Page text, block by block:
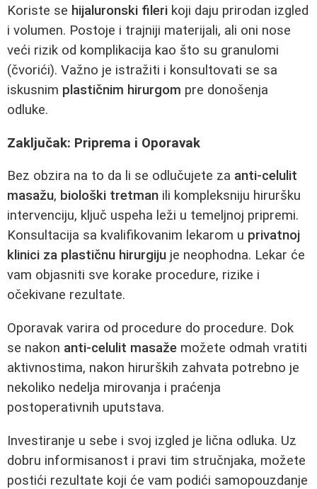
Koriste se hijaluronski fileri koji daju prirodan izgled
i volumen. Postoje i trajniji materijali, ali oni nose
veći rizik od komplikacija kao što su granulomi
(čvorići). Važno je istražiti i konsultovati se sa
iskusnim plastičnim hirurgom pre donošenja
odluke.
Zaključak: Priprema i Oporavak
Bez obzira na to da li se odlučujete za anti-celulit
masažu, biološki tretman ili kompleksniju hiruršku
intervenciju, ključ uspeha leži u temeljnoj pripremi.
Konsultacija sa kvalifikovanim lekarom u privatnoj
klinici za plastičnu hirurgiju je neophodna. Lekar će
vam objasniti sve korake procedure, rizike i
očekivane rezultate.
Oporavak varira od procedure do procedure. Dok
se nakon anti-celulit masaže možete odmah vratiti
aktivnostima, nakon hirurških zahvata potrebno je
nekoliko nedelja mirovanja i praćenja
postoperativnih uputstava.
Investiranje u sebe i svoj izgled je lična odluka. Uz
dobru informisanost i pravi tim stručnjaka, možete
postići rezultate koji će vam podići samopouzdanje